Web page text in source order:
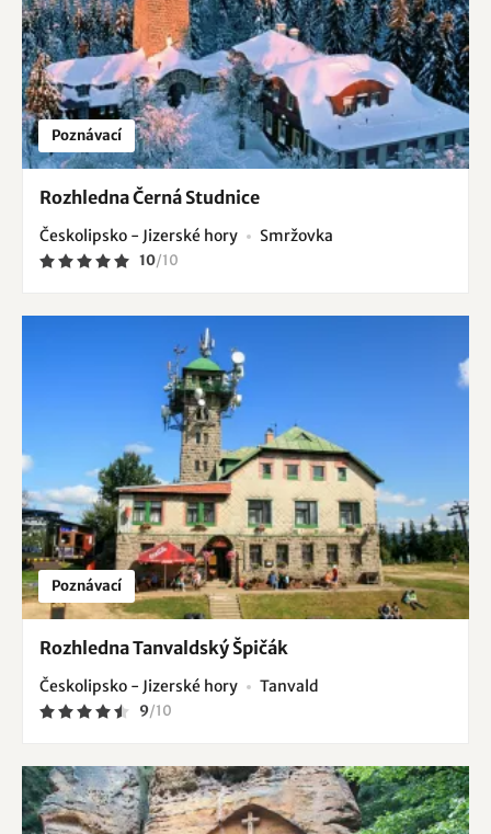
Poznávací
Rozhledna Černá Studnice
Českolipsko - Jizerské hory Smržovka
10/10
Poznávací
Rozhledna Tanvaldský Špičák
Českolipsko - Jizerské hory Tanvald
9/10